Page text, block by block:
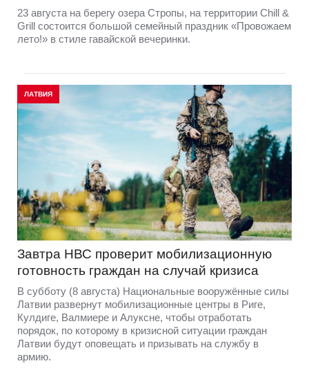
23 августа на берегу озера Стропы, на территории Chill &
Grill состоится большой семейный праздник «Провожаем
лето!» в стиле гавайской вечеринки.
ЛАТВИЯ
Завтра НВС проверит мобилизационную
готовность граждан на случай кризиса
В субботу (8 августа) Национальные вооружённые силы
Латвии развернут мобилизационные центры в Риге,
Кулдиге, Валмиере и Алуксне, чтобы отработать
порядок, по которому в кризисной ситуации граждан
Латвии будут оповещать и призывать на службу в
армию.